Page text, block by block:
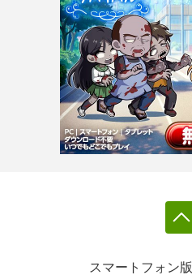
スマートフォン版